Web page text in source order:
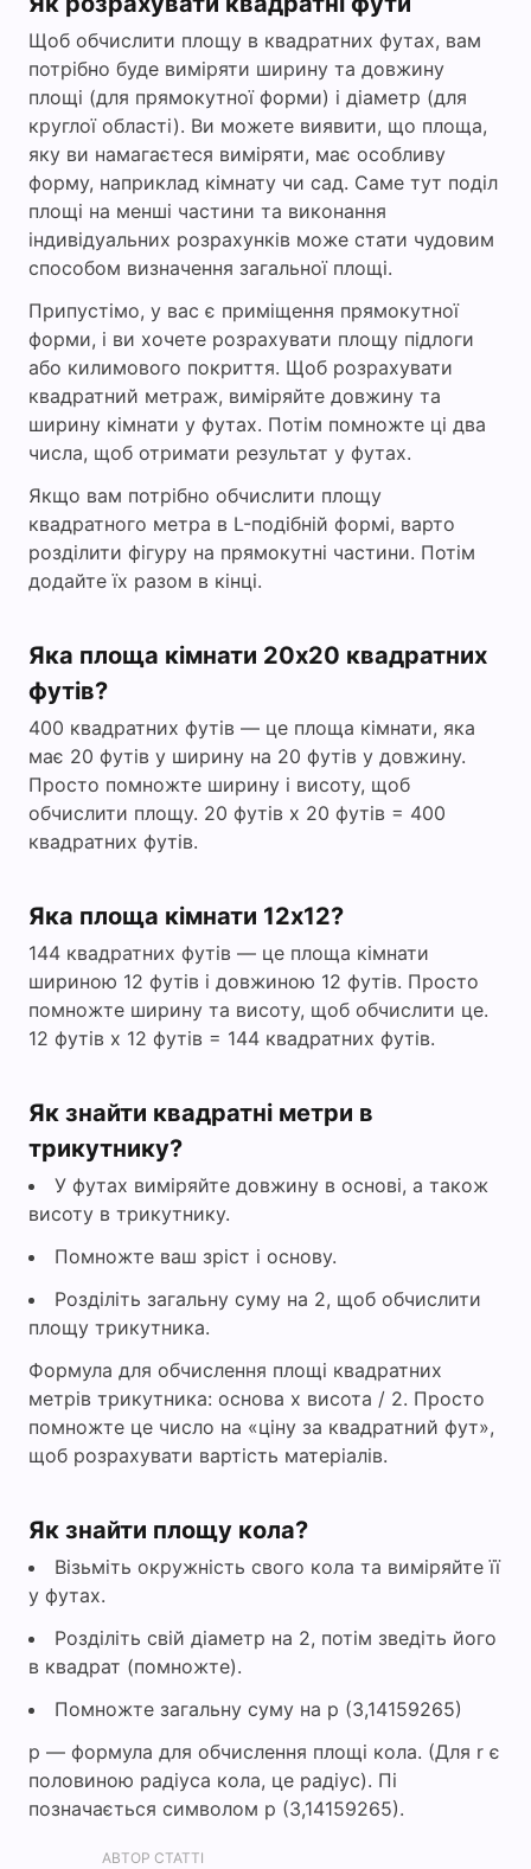
Щоб обчислити площу в квадратних футах, вам
потрібно буде виміряти ширину та довжину
площі (для прямокутної форми) і діаметр (для
круглої області). Ви можете виявити, що площа,
яку ви намагаєтеся виміряти, має особливу
форму, наприклад кімнату чи сад. Саме тут поділ
площі на менші частини та виконання
індивідуальних розрахунків може стати чудовим
способом визначення загальної площі.
Припустімо, у вас є приміщення прямокутної
форми, і ви хочете розрахувати площу підлоги
або килимового покриття. Щоб розрахувати
квадратний метраж, виміряйте довжину та
ширину кімнати у футах. Потім помножте ці два
числа, щоб отримати результат у футах.
Якщо вам потрібно обчислити площу
квадратного метра в L-подібній формі, варто
розділити фігуру на прямокутні частини. Потім
додайте їх разом в кінці.
Яка площа кімнати 20х20 квадратних
футів?
400 квадратних футів — це площа кімнати, яка
має 20 футів у ширину на 20 футів у довжину.
Просто помножте ширину і висоту, щоб
обчислити площу. 20 футів x 20 футів = 400
квадратних футів.
Яка площа кімнати 12х12?
144 квадратних футів — це площа кімнати
шириною 12 футів і довжиною 12 футів. Просто
помножте ширину та висоту, щоб обчислити це.
12 футів x 12 футів = 144 квадратних футів.
Як знайти квадратні метри в
трикутнику?
У футах виміряйте довжину в основі, а також
висоту в трикутнику.
Помножте ваш зріст і основу.
Розділіть загальну суму на 2, щоб обчислити
площу трикутника.
Формула для обчислення площі квадратних
метрів трикутника: основа х висота / 2. Просто
помножте це число на «ціну за квадратний фут»,
щоб розрахувати вартість матеріалів.
Як знайти площу кола?
Візьміть окружність свого кола та виміряйте її
у футах.
Розділіть свій діаметр на 2, потім зведіть його
в квадрат (помножте).
Помножте загальну суму на p (3,14159265)
p — формула для обчислення площі кола. (Для r є
половиною радіуса кола, це радіус). Пі
позначається символом p (3,14159265).
АВТОР СТАТТІ